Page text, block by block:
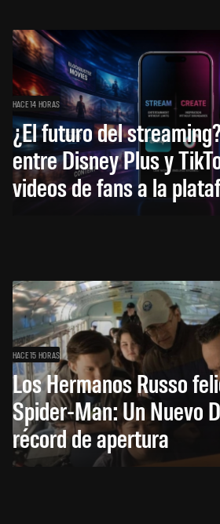
HACE 14 HORAS
¿El futuro del
entre Disney Plus y
videos de fans a la
HACE 15 HORAS
Los Hermanos Russo
Spider-Man: Un Nuevo
récord de apertura